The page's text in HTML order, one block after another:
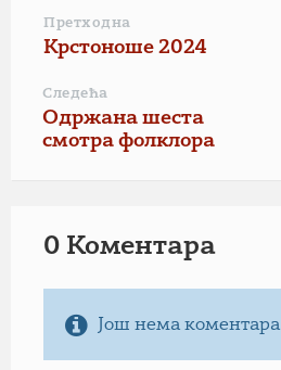
Претходна
Крстоноше 2024
Следећа
Одржана шеста
смотра фолклора
0 Коментарa
Још нема коментара